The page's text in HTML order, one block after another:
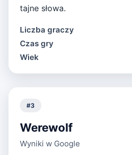
tajne słowa.
Liczba graczy
Czas gry
Wiek
#3
Werewolf
Wyniki w Google